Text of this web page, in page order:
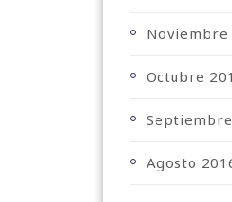
Noviembre
Octubre
Agosto